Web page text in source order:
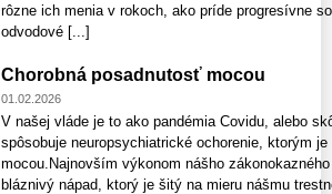
rôzne ich menia v rokoch, ako príde progresívne
odvodové [...]
Chorobná posadnutosť mocou
01.02.2026
V našej vláde je to ako pandémia Covidu, alebo
spôsobuje neuropsychiatrické ochorenie, ktorým
mocou.Najnovším výkonom nášho
bláznivý nápad, ktorý je šitý na mieru nášmu